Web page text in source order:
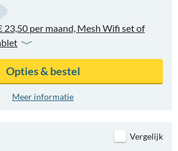
23,50 per maand, Mesh Wifi set of
Opties & bestel
Meer informatie
Vergelijk